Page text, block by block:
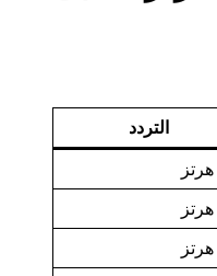
التردد